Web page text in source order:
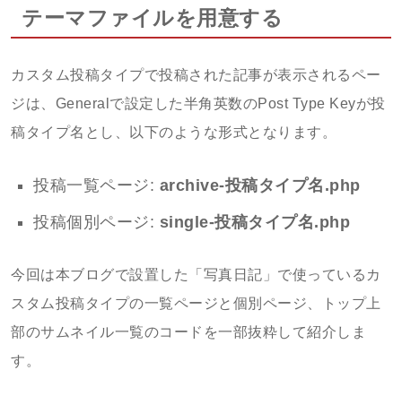
テーマファイルを用意する
カスタム投稿タイプで投稿された記事が表示されるペー
ジは、Generalで設定した半角英数のPost Type Keyが投
稿タイプ名とし、以下のような形式となります。
投稿一覧ページ: archive-投稿タイプ名.php
投稿個別ページ: single-投稿タイプ名.php
今回は本ブログで設置した「写真日記」で使っているカ
スタム投稿タイプの一覧ページと個別ページ、トップ上
部のサムネイル一覧のコードを一部抜粋して紹介しま
す。